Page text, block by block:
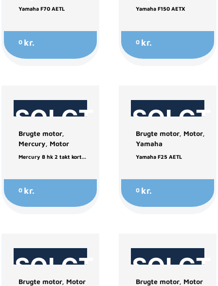
Yamaha F70 AETL
0 kr.
Yamaha F150 AETX
0 kr.
SOLGT
Brugte motor,
Mercury, Motor
Mercury 8 hk 2 takt kort...
0 kr.
SOLGT
Brugte motor, Motor,
Yamaha
Yamaha F25 AETL
0 kr.
SOLGT
Brugte motor, Motor
SOLGT
Brugte motor, Motor